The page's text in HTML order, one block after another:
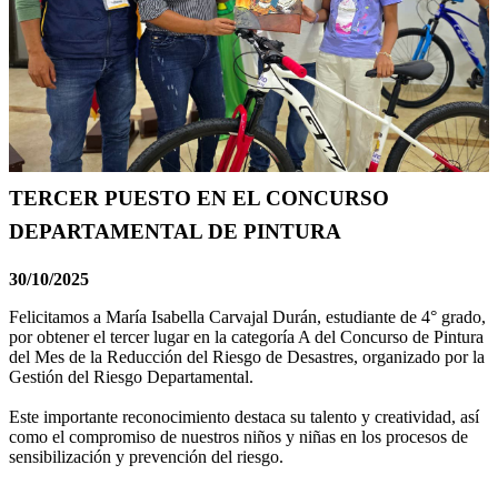
TERCER PUESTO EN EL CONCURSO
DEPARTAMENTAL DE PINTURA
30/10/2025
Felicitamos a María Isabella Carvajal Durán, estudiante de 4° grado,
por obtener el tercer lugar en la categoría A del Concurso de Pintura
del Mes de la Reducción del Riesgo de Desastres, organizado por la
Gestión del Riesgo Departamental.
Este importante reconocimiento destaca su talento y creatividad, así
como el compromiso de nuestros niños y niñas en los procesos de
sensibilización y prevención del riesgo.